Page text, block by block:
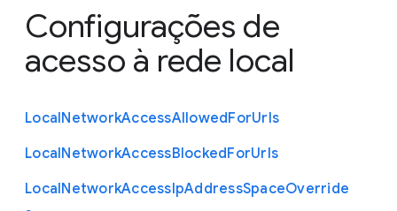
Configurações de
acesso à rede local
LocalNetworkAccessAllowedForUrls
LocalNetworkAccessBlockedForUrls
LocalNetworkAccessIpAddressSpaceOverride